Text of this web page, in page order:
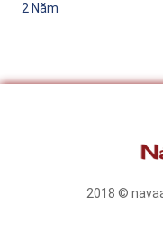
2 Năm
2018 ©